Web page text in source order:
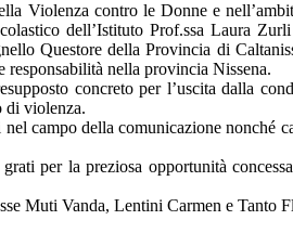
Violenza contro le Donne e
dell’Istituto Prof.ssa Laura
Questoredella Provincia di
nella provincia Nissena.
concreto per l’uscita dalla
di violenza.
nel campo dellacomunicazione nonché
per la preziosa opportunità
Muti Vanda, Lentini Carmen e Tanto